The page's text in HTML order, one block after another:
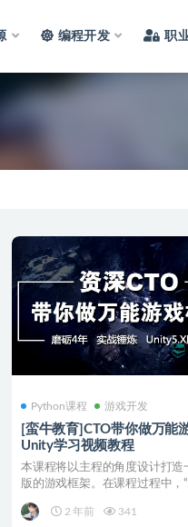
编程开发 职
Python课程 游戏开发
[蛮牛教育]CTO带你做万能
Unity学习视频教程
本课程将以主程的角度设计打造
版的游戏框架。在课程过程中，“
2 年前
341